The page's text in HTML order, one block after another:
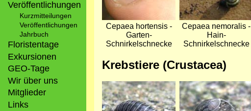
Veröffentlichungen
Kurzmitteilungen
Veröffentlichungen
Jahrbuch
Floristentage
Exkursionen
GEO-Tage
Wir über uns
Mitglieder
Links
Cepaea hortensis -
Garten-
Schnirkelschnecke
Cepaea nemoralis -
Hain-
Schnirkelschnecke
Krebstiere (Crustacea)
Bild Bild